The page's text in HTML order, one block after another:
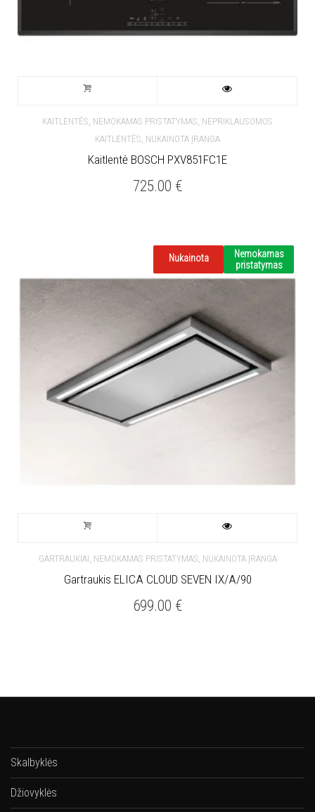
KAITLENTĖS, NEMOKAMAS PRISTATYMAS, NEPRIKLAUSOMOS
KAITLENTĖS, NUKAINOTA ĮRANGA
Kaitlentė BOSCH PXV851FC1E
725.00 €
Nukainota
Nemokamas
pristatymas
GARTRAUKIAI, NEMOKAMAS PRISTATYMAS, NUKAINOTA ĮRANGA
Gartraukis ELICA CLOUD SEVEN IX/A/90
699.00 €
Skalbyklės
Džiovyklės